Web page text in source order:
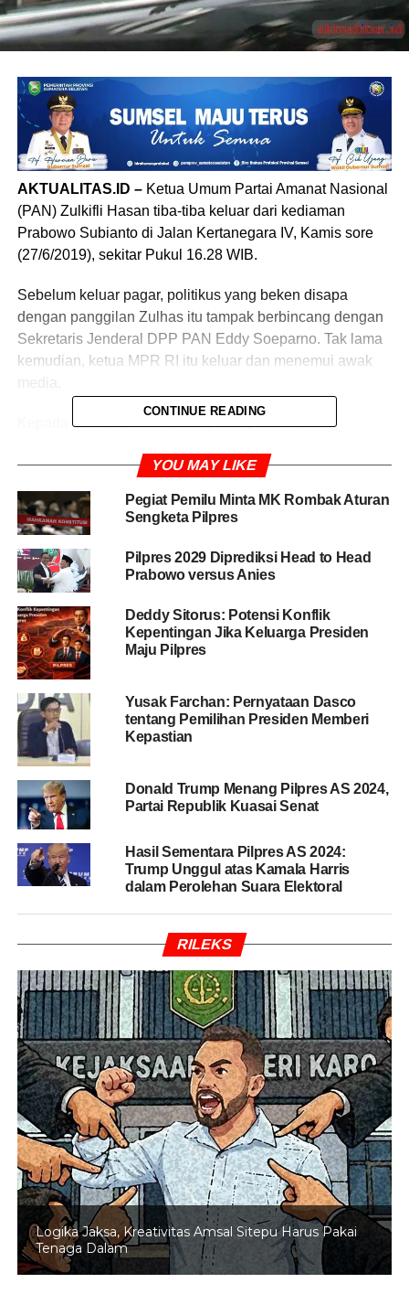
AKTUALITAS.ID –Ketua Umum Partai Amanat Nasional
(PAN) Zulkifli Hasan tiba-tiba keluar dari kediaman
Prabowo Subianto di Jalan Kertanegara IV, Kamis sore
(27/6/2019), sekitar Pukul 16.28 WIB.
Sebelum keluar pagar, politikus yang beken disapa
dengan panggilan Zulhas itu tampak berbincang dengan
Sekretaris Jenderal DPP PAN Eddy Soeparno. Tak lama
kemudian, ketua MPR RI itu keluar dan menemui awak
Kepada media, Zulhas awalnya berpikiran sidang
jam. Akan tetapi prediksinua meleset.
“Mungkin dua jam bisa selesai, tapi karena dibaca detail
satu per satu enggak tahu nih sampai jam berapa nih.
Jam setengah lima belum selesai artinya sudah berapa
jam nih, tiga jam yah. Mungkin bisa sampe jam enam,”
ucap Zulhas.
BACA JUGA
Politikus Gerindra Sarankan
Sandiaga untuk Jujur di Depan Rakyat
Di sisi lain, dia sudah berjanji akan menghadiri kegiatan
para ulama di Sentul, Bogor, Jawa Barat. Itu sebabnya
politikus asal Lampung ini meninggalkan kediaman
Prabowo tersebut.
“Saya sudah kadung janji dengan para ulama di Sentul,
jadi saya pamit duluan,” ungkap mantan menteri
kehutanan tersebut.
PILPRES
PILPRES 2019
SENGKETA PILPRES
UP NEXT
FOTO: Caketum HIPMI, AHB Resmikan Posko
Pemenangan
DON'T MISS
Presiden Jokowi Sambangi Kediaman Ma’ruf
Amin
CONTINUE READING
YOU MAY LIKE
Pegiat Pemilu Minta MK Rombak Aturan
Sengketa Pilpres
Pilpres 2029 Diprediksi Head to Head
Prabowo versus Anies
Deddy Sitorus: Potensi Konflik
Kepentingan Jika Keluarga Presiden
Maju Pilpres
Yusak Farchan: Pernyataan Dasco
tentang Pemilihan Presiden Memberi
Kepastian
Donald Trump Menang Pilpres AS 2024,
Partai Republik Kuasai Senat
Hasil Sementara Pilpres AS 2024:
Trump Unggul atas Kamala Harris
dalam Perolehan Suara Elektoral
RILEKS
Swafoto di Lokasi Bencana: Empati atau Pamer?